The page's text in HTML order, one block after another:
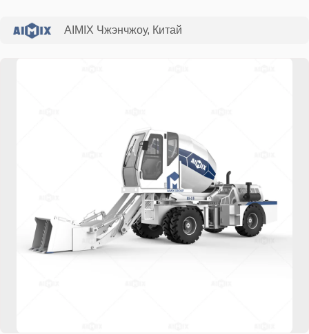
Сделайте свой проект более эффективным и избавьте от
AIMIX Чжэнчжоу, Китай